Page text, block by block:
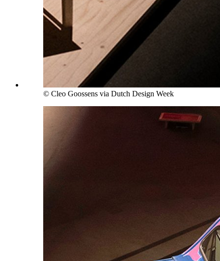
© Cleo Goossens via Dutch Design Week